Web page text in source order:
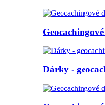
Dárky -